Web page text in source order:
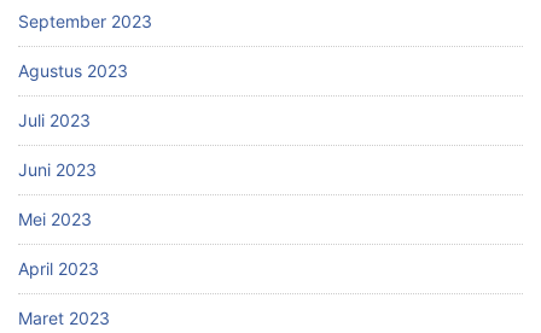
September 2023
Agustus 2023
Juli 2023
Juni 2023
Mei 2023
April 2023
Maret 2023